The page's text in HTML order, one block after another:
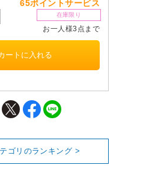
65ポイントサービス
在庫限り
お一人様3点まで
ゴリのランキング >